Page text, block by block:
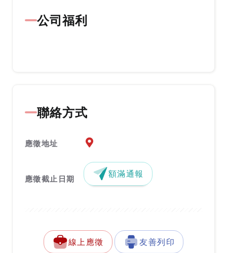
公司福利
聯絡方式
應徵地址 應徵地址地圖『另開新視窗』
應徵截止日期 額滿通報
線上應徵 友善列印